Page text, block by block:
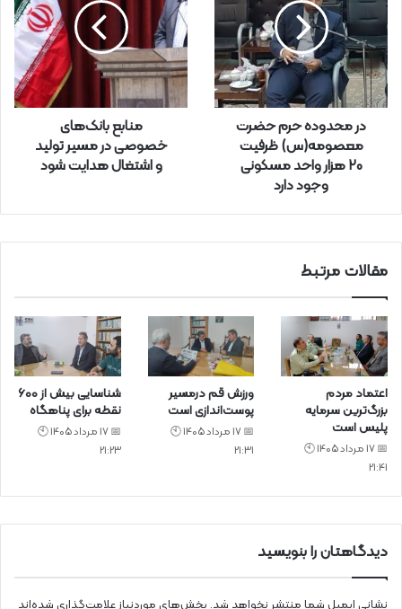
د
ر
ا
و
ا
ر
در محدوده حرم حضرت
معصومه(س) ظرفیت
۲۰ هزار واحد مسکونی
وجود دارد
منابع بانک‌های
خصوصی در مسیر تولید
و اشتغال هدایت شود
مقالات مرتبط
اعتماد مردم
بزرگ‌ترین سرمایه
پلیس است
📅 17 مرداد 1405 🕙
21:41
ورزش قم درمسیر
پوست‌اندازی است
📅 17 مرداد 1405 🕙
21:31
شناسایی بیش از ۶۰۰
نقطه برای پناهگاه
📅 17 مرداد 1405 🕙
21:23
دیدگاهتان را بنویسید